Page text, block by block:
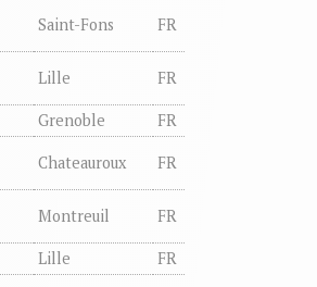
Saint-Fons FR
Lille FR
Grenoble FR
Chateauroux FR
Montreuil FR
Lille FR